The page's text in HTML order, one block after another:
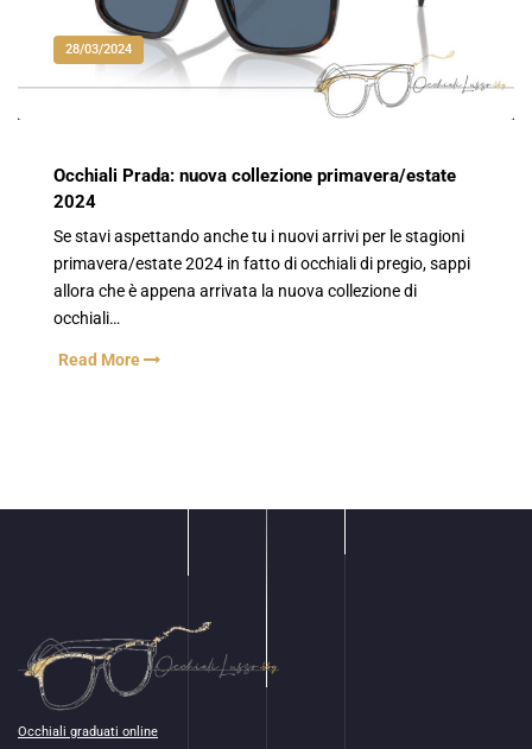
28/03/2024
Occhiali Prada: nuova collezione primavera/estate
2024
Se stavi aspettando anche tu i nuovi arrivi per le stagioni
primavera/estate 2024 in fatto di occhiali di pregio, sappi
allora che è appena arrivata la nuova collezione di
occhiali…
Read More
Occhiali graduati online